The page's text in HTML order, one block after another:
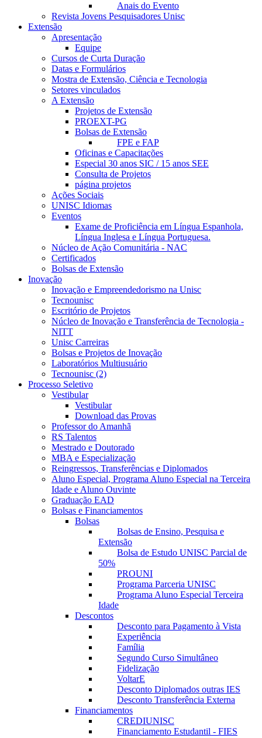
Anais do Evento
Revista Jovens Pesquisadores Unisc
Extensão
Apresentação
Equipe
Cursos de Curta Duração
Datas e Formulários
Mostra de Extensão, Ciência e Tecnologia
Setores vinculados
A Extensão
Projetos de Extensão
PROEXT-PG
Bolsas de Extensão
FPE e FAP
Oficinas e Capacitações
Especial 30 anos SIC / 15 anos SEE
Consulta de Projetos
página projetos
Ações Sociais
UNISC Idiomas
Eventos
Exame de Proficiência em Língua Espanhola,
Língua Inglesa e Língua Portuguesa.
Núcleo de Ação Comunitária - NAC
Certificados
Bolsas de Extensão
Inovação
Inovação e Empreendedorismo na Unisc
Tecnounisc
Escritório de Projetos
Núcleo de Inovação e Transferência de Tecnologia -
NITT
Unisc Carreiras
Bolsas e Projetos de Inovação
Laboratórios Multiusuário
Tecnounisc (2)
Processo Seletivo
Vestibular
Vestibular
Download das Provas
Professor do Amanhã
RS Talentos
Mestrado e Doutorado
MBA e Especialização
Reingressos, Transferências e Diplomados
Aluno Especial, Programa Aluno Especial na Terceira
Idade e Aluno Ouvinte
Graduação EAD
Bolsas e Financiamentos
Bolsas
Bolsas de Ensino, Pesquisa e
Extensão
Bolsa de Estudo UNISC Parcial de
50%
PROUNI
Programa Parceria UNISC
Programa Aluno Especial Terceira
Idade
Descontos
Desconto para Pagamento à Vista
Experiência
Família
Segundo Curso Simultâneo
Fidelização
VoltarE
Desconto Diplomados outras IES
Desconto Transferência Externa
Financiamentos
CREDIUNISC
Financiamento Estudantil - FIES